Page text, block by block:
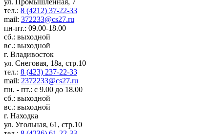
тел.: 8 (4212) 37-22-33
mail: 372233@cs27.ru
пн-пт.: 09.00-18.00
сб.: выходной
вс.: выходной
г. Владивосток
ул. Снеговая, 18а, стр.10
тел.: 8 (423) 237-22-33
mail: 2372233@cs27.ru
пн. - пт.: с 9.00 до 18.00
сб.: выходной
вс.: выходной
г. Находка
ул. Угольная, 61, стр.10